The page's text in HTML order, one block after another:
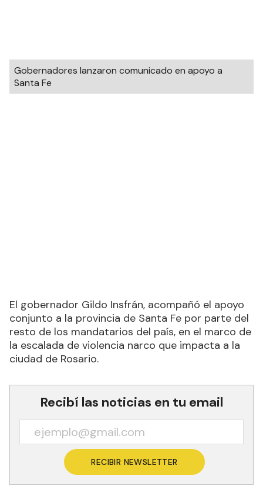
Gobernadores lanzaron comunicado en apoyo a
Santa Fe
El gobernador Gildo Insfrán, acompañó el apoyo
conjunto a la provincia de Santa Fe por parte del
resto de los mandatarios del país, en el marco de
la escalada de violencia narco que impacta a la
ciudad de Rosario.
Recibí las noticias en tu email
RECIBIR NEWSLETTER